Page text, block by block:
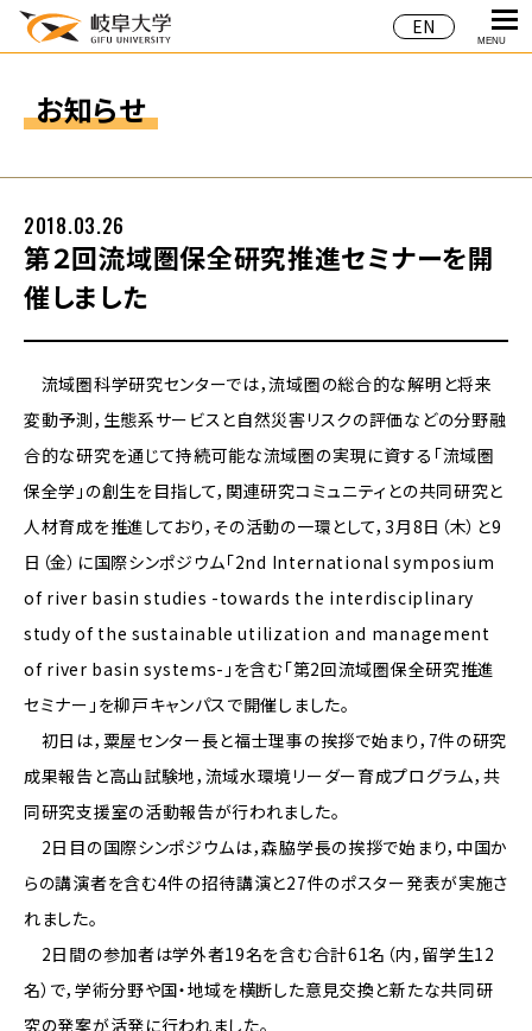
EN
MENU
お知らせ
第２回流域圏保全研究推進セミナーを開
催しました
2018.03.26
流域圏科学研究センターでは，流域圏の総合的な解明と将来
変動予測，生態系サービスと自然災害リスクの評価などの分野融
合的な研究を通じて持続可能な流域圏の実現に資する「流域圏
保全学」の創生を目指して，関連研究コミュニティとの共同研究と
人材育成を推進しており，その活動の一環として，3月8日（木）と9
日（金）に国際シンポジウム「2nd International symposium
of river basin studies -towards the interdisciplinary
study of the sustainable utilization and management
of river basin systems-」を含む「第2回流域圏保全研究推進
セミナー」を柳戸キャンパスで開催しました。
初日は，粟屋センター長と福士理事の挨拶で始まり，7件の研究
成果報告と高山試験地，流域水環境リーダー育成プログラム，共
同研究支援室の活動報告が行われました。
2日目の国際シンポジウムは，森脇学長の挨拶で始まり，中国か
らの講演者を含む4件の招待講演と27件のポスター発表が実施さ
れました。
2日間の参加者は学外者19名を含む合計61名（内，留学生12
名）で，学術分野や国・地域を横断した意見交換と新たな共同研
究の発案が活発に行われました。